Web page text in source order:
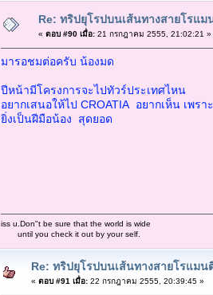
Re: ทริปยุโรปบนเส้นทางสายโรแม
« ตอบ #90 เมื่อ:21 กรกฎาคม 2555, 21:02:21 »
มารอชมต่อครับ น้องมด
ปีหน้ามีโครงการจะไปทัวร์ประเทศไหน
อยากเสนอให้ไป CROATIA อยากเห็น เพรา
ยิ่งเป็นฝีมือน้อง สุดยอด
iss u.Don"t be sure that the world is wide
until you check it out by your self.
Re: ทริปยุโรปบนเส้นทางสายโรแมน
« ตอบ #91 เมื่อ:22 กรกฎาคม 2555, 20:39:45 »